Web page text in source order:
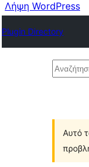
Λήψη WordPress
Plugin Directory
Αυτό